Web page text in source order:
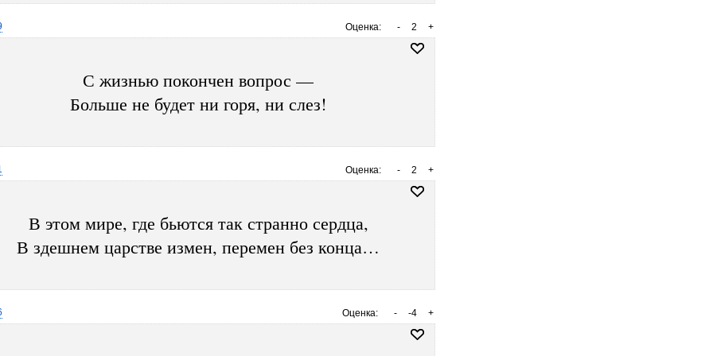
Оценка: +
2
-
С жизнью покончен вопрос —
Больше не будет ни горя, ни слез!
Оценка: +
2
-
В этом мире, где бьются так странно сердца,
В здешнем царстве измен, перемен без конца…
Оценка: +
-4
-